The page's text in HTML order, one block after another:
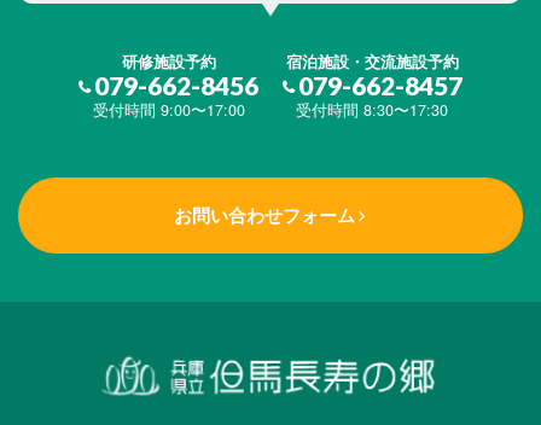
研修施設予約
079-662-8456
受付時間 9:00〜17:00
宿泊施設・交流施設予約
079-662-8457
受付時間 8:30〜17:30
お問い合わせフォーム